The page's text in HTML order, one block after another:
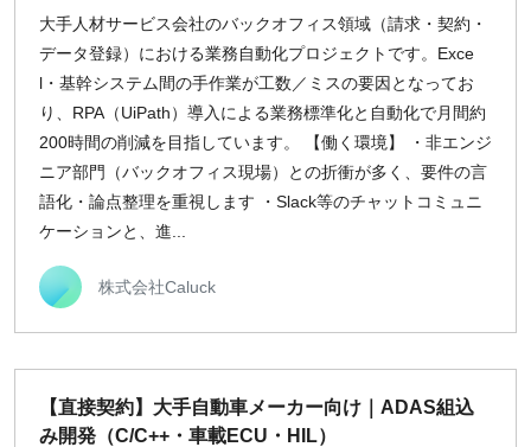
大手人材サービス会社のバックオフィス領域（請求・契約・
データ登録）における業務自動化プロジェクトです。Exce
l・基幹システム間の手作業が工数／ミスの要因となってお
り、RPA（UiPath）導入による業務標準化と自動化で月間約
200時間の削減を目指しています。 【働く環境】 ・非エンジ
ニア部門（バックオフィス現場）との折衝が多く、要件の言
語化・論点整理を重視します ・Slack等のチャットコミュニ
ケーションと、進...
株式会社Caluck
【直接契約】大手自動車メーカー向け｜ADAS組込
み開発（C/C++・車載ECU・HIL）